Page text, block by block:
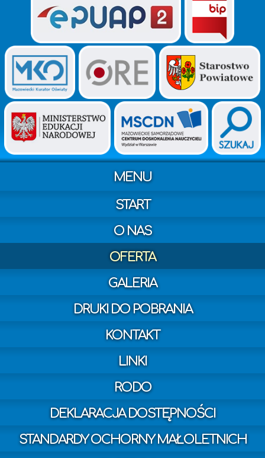
MENU
START
O NAS
OFERTA
GALERIA
DRUKI DO POBRANIA
KONTAKT
LINKI
RODO
DEKLARACJA DOSTĘPNOŚCI
STANDARDY OCHORNY MAŁOLETNICH